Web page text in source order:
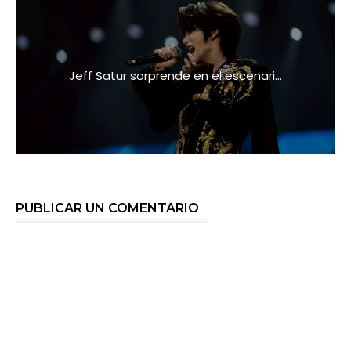
Jeff Satur sorprende en el escenari...
PUBLICAR UN COMENTARIO